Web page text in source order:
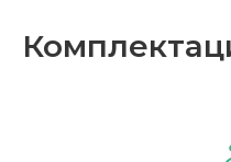
индивидуальную